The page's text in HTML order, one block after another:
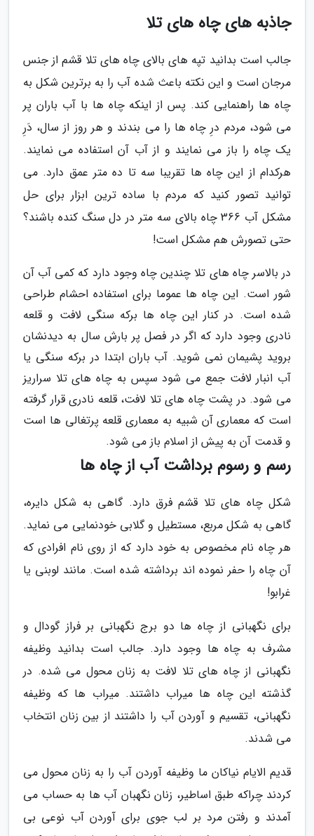
جاذبه های چاه های تلا
جالب است بدانید تپه های بالای چاه های تلا قشم از جنس
مرجان است و این نکته باعث شده آب را به برترین شکل به
چاه ها راهنمایی کند. پس از اینکه چاه ها با آب باران پر
می شود، مردم درِ چاه ها را می بندند و هر روز از سال، دَرِ
یک چاه را باز می نمایند و از آب آن استفاده می نمایند.
هرکدام از این چاه ها تقریبا سه تا ده متر عمق دارد. می
توانید تصور کنید که مردم با ساده ترین ابزار برای حل
مشکل آب 366 چاه بالای سه متر در دل سنگ کنده باشند؟
حتی تصورش هم مشکل است!
در بالاسر چاه های تلا چندین چاه وجود دارد که کمی آب آن
شور است. این چاه ها عموما برای استفاده احشام طراحی
شده است. در کنار این چاه ها برکه سنگی لافت و قلعه
نادری وجود دارد که اگر در فصل پر بارش سال به دیدنشان
بروید پشیمان نمی شوید. آب باران ابتدا در برکه سنگی یا
آب انبار لافت جمع می شود سپس به چاه های تلا سراریز
می شود. در پشت چاه های تلا لافت، قلعه نادری قرار گرفته
است که معماری آن شبیه به معماری قلعه پرتغالی ها است
و قدمت آن به پیش از اسلام باز می شود.
رسم و رسوم برداشت آب از چاه ها
شکل چاه های تلا قشم فرق دارد. گاهی به شکل دایره،
گاهی به شکل مربع، مستطیل و گلابی خودنمایی می نماید.
هر چاه نام مخصوص به خود دارد که از روی نام افرادی که
آن چاه را حفر نموده اند برداشته شده است. مانند لوبنی یا
غرابو!
برای نگهبانی از چاه ها دو برج نگهبانی بر فراز گودال و
مشرف به چاه ها وجود دارد. جالب است بدانید وظیفه
نگهبانی از چاه های تلا لافت به زنان محول می شده. در
گذشته این چاه ها میراب داشتند. میراب ها که وظیفه
نگهبانی، تقسیم و آوردن آب را داشتند از بین زنان انتخاب
می شدند.
قدیم الایام نیاکان ما وظیفه آوردن آب را به زنان محول می
کردند چراکه طبق اساطیر، زنان نگهبان آب ها به حساب می
آمدند و رفتن مرد بر لب جوی برای آوردن آب نوعی بی